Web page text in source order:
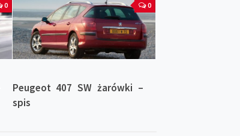
0 0
Peugeot 407 SW żarówki –
spis